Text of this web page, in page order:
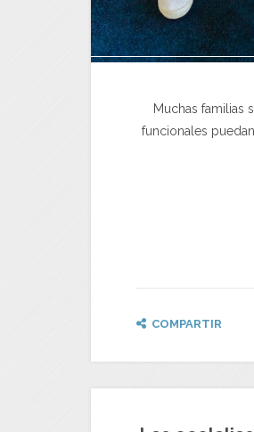
Muchas familias
funcionales
COMPARTIR